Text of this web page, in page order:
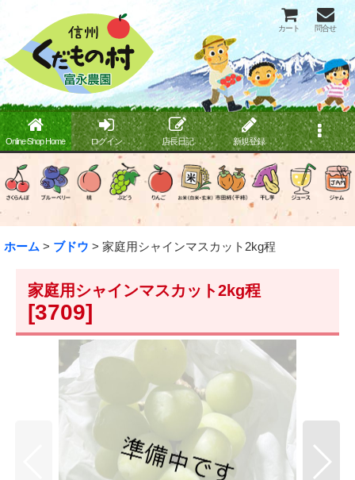
カート 問合せ
Online Shop Home ログイン 店長日記 新規登録
ホーム > ブドウ > 家庭用シャインマスカット2kg程
家庭用シャインマスカット2kg程
[3709]